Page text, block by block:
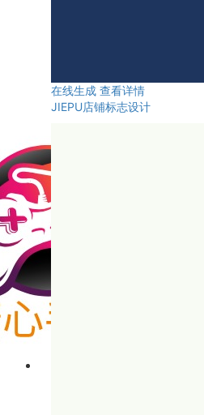
在线生成 查看详情
JIEPU店铺标志设计